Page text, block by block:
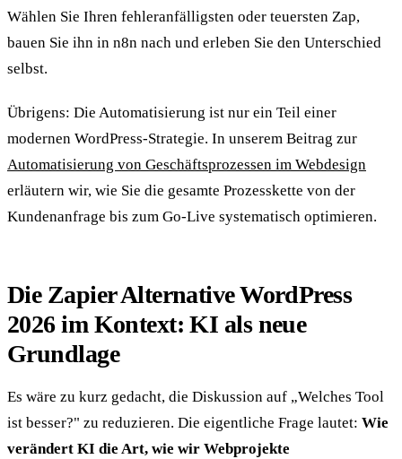
Wählen Sie Ihren fehleranfälligsten oder teuersten Zap,
bauen Sie ihn in n8n nach und erleben Sie den Unterschied
selbst.
Übrigens: Die Automatisierung ist nur ein Teil einer
modernen WordPress-Strategie. In unserem Beitrag zur
Automatisierung von Geschäftsprozessen im Webdesign
erläutern wir, wie Sie die gesamte Prozesskette von der
Kundenanfrage bis zum Go-Live systematisch optimieren.
Die Zapier Alternative WordPress
2026 im Kontext: KI als neue
Grundlage
Es wäre zu kurz gedacht, die Diskussion auf „Welches Tool
ist besser?" zu reduzieren. Die eigentliche Frage lautet: Wie
verändert KI die Art, wie wir Webprojekte